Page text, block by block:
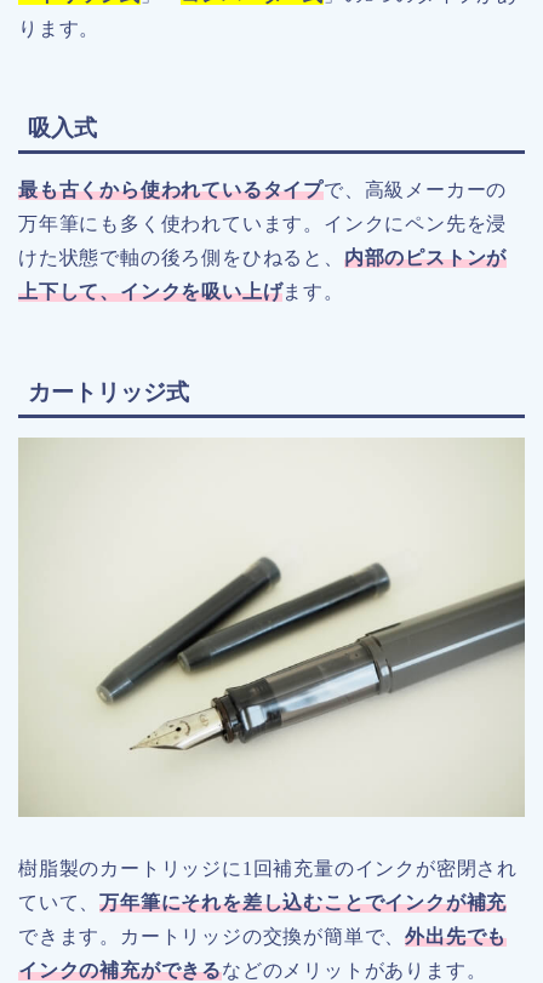
ります。
吸入式
最も古くから使われているタイプで、高級メーカーの
万年筆にも多く使われています。インクにペン先を浸
けた状態で軸の後ろ側をひねると、 内部のピストンが
上下して、インクを吸い上げます。
カートリッジ式
樹脂製のカートリッジに1回補充量のインクが密閉され
ていて、万年筆にそれを差し込むことでインクが補充
できます。カートリッジの交換が簡単で、外出先でも
インクの補充ができるなどのメリットがあります。